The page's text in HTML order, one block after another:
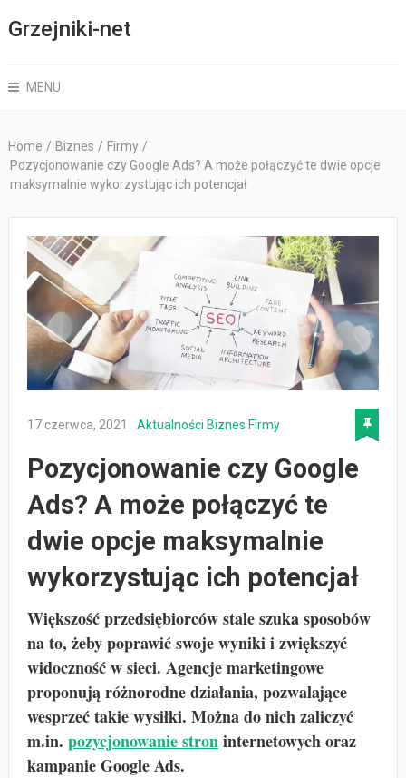
Grzejniki-net
MENU
Home / Biznes / Firmy /
Pozycjonowanie czy Google Ads? A może połączyć te dwie opcje
maksymalnie wykorzystując ich potencjał
17 czerwca, 2021 Aktualności Biznes Firmy
Pozycjonowanie czy Google
Ads? A może połączyć te
dwie opcje maksymalnie
wykorzystując ich potencjał
Większość przedsiębiorców stale szuka sposobów
na to, żeby poprawić swoje wyniki i zwiększyć
widoczność w sieci. Agencje marketingowe
proponują różnorodne działania, pozwalające
wesprzeć takie wysiłki. Można do nich zaliczyć
m.in. pozycjonowanie stroninternetowych oraz
kampanie Google Ads.